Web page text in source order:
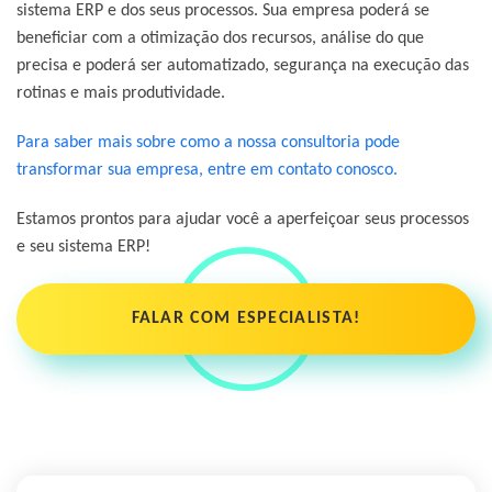
sistema ERP e dos seus processos. Sua empresa poderá se
beneficiar com a otimização dos recursos, análise do que
precisa e poderá ser automatizado, segurança na execução das
rotinas e mais produtividade.
Para saber mais sobre como a nossa consultoria pode
transformar sua empresa, entre em contato conosco.
Estamos prontos para ajudar você a aperfeiçoar seus processos
e seu sistema ERP!
FALAR COM ESPECIALISTA!